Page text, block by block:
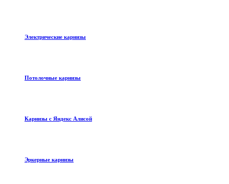
Электрические карнизы
Потолочные карнизы
Карнизы с Яндекс Алисой
Эркерные карнизы